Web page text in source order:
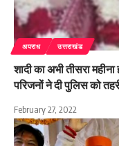
अपराध उत्तराखंड
शादी का अभी तीसरा
परिजनों ने दी पुलिस को
February 27, 2022